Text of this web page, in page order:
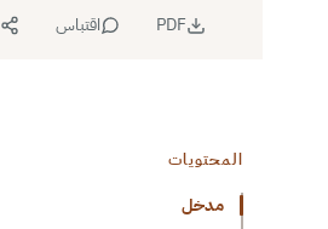
PDF اقتباس
المحتويات
مدخل